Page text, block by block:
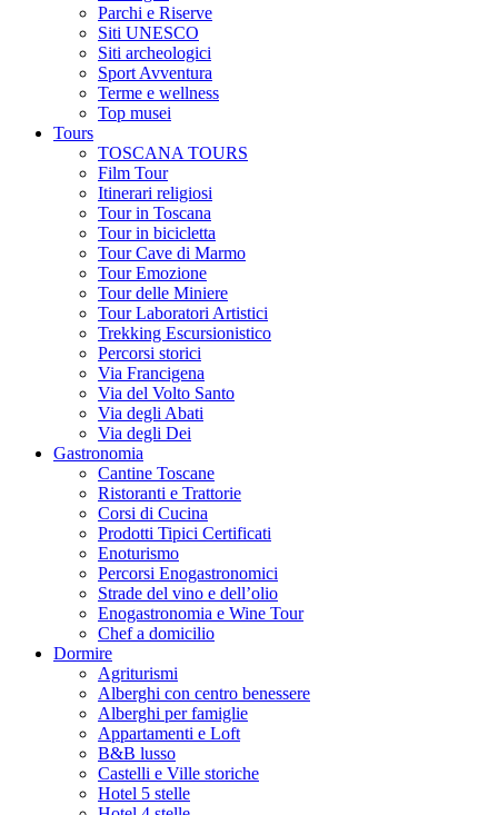
Parchi e Riserve
Siti UNESCO
Siti archeologici
Sport Avventura
Terme e wellness
Top musei
Tours
TOSCANA TOURS
Film Tour
Itinerari religiosi
Tour in Toscana
Tour in bicicletta
Tour Cave di Marmo
Tour Emozione
Tour delle Miniere
Tour Laboratori Artistici
Trekking Escursionistico
Percorsi storici
Via Francigena
Via del Volto Santo
Via degli Abati
Via degli Dei
Gastronomia
Cantine Toscane
Ristoranti e Trattorie
Corsi di Cucina
Prodotti Tipici Certificati
Enoturismo
Percorsi Enogastronomici
Strade del vino e dell’olio
Enogastronomia e Wine Tour
Chef a domicilio
Dormire
Agriturismi
Alberghi con centro benessere
Alberghi per famiglie
Appartamenti e Loft
B&B lusso
Castelli e Ville storiche
Hotel 5 stelle